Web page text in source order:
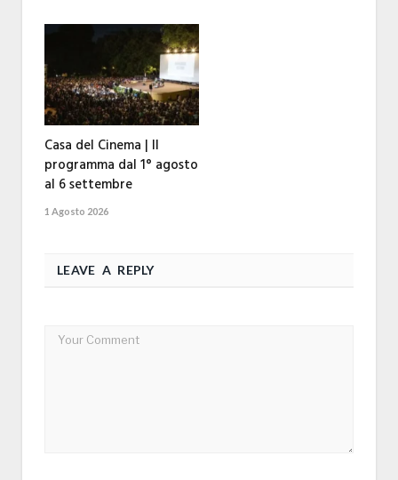
Casa del Cinema | Il
programma dal 1° agosto
al 6 settembre
1 Agosto 2026
LEAVE A REPLY